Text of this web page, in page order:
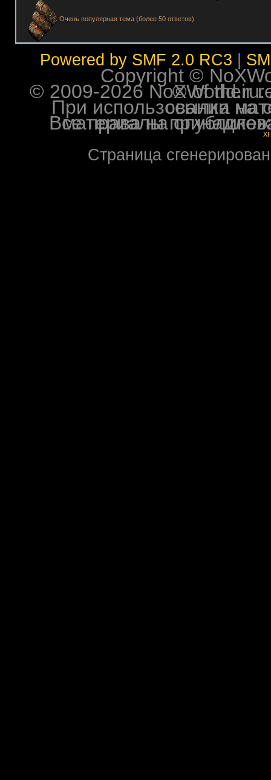
Очень популярная тема (более 50 ответов)
Powered by SMF 2.0 RC3
Copyright ©
© 2009-2026 NoXWorld.ru. All
При использовании
Все права на опубликованные на форуме
Страница